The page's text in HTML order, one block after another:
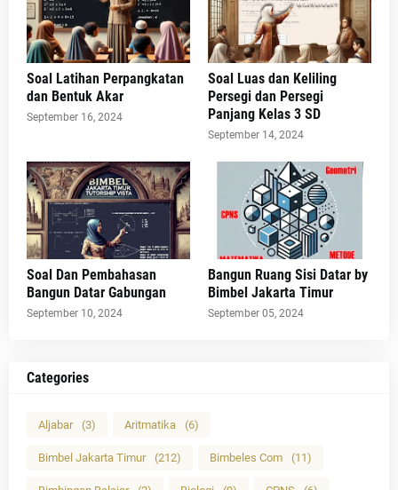
Soal Latihan Perpangkatan
dan Bentuk Akar
September 16, 2024
Soal Luas dan Keliling
Persegi dan Persegi
Panjang Kelas 3 SD
September 14, 2024
Soal Dan Pembahasan
Bangun Datar Gabungan
September 10, 2024
Bangun Ruang Sisi Datar by
Bimbel Jakarta Timur
September 05, 2024
Categories
Aljabar (3) Aritmatika (6)
Bimbel Jakarta Timur (212) Bimbeles Com (11)